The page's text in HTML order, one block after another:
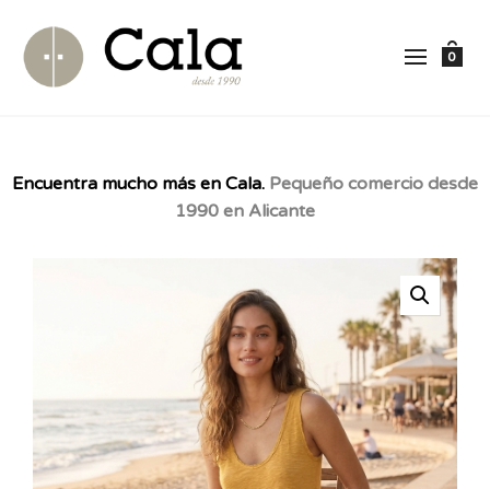
0
Encuentra mucho más en Cala. Pequeño comercio desde
1990 en Alicante